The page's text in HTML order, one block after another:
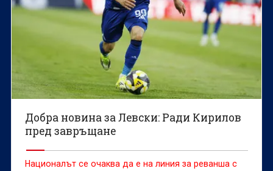
Добра новина за Левски: Ради Кирилов
пред завръщане
Националът се очаква да е на линия за реванша с